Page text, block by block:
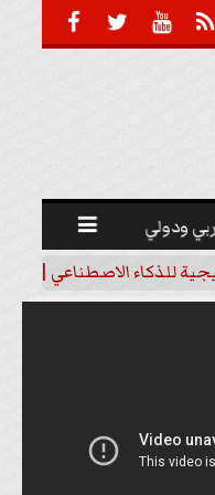
  

ودولي 
للذكاء الاصطناعي | فيديو